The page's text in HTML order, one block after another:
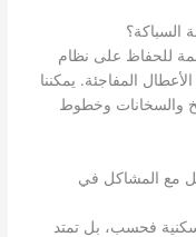
للحفاظ على نظام
المفاجئة. يمكننا
والسخانات وخطوط
مع المشاكل في
فحسب، بل تمتد